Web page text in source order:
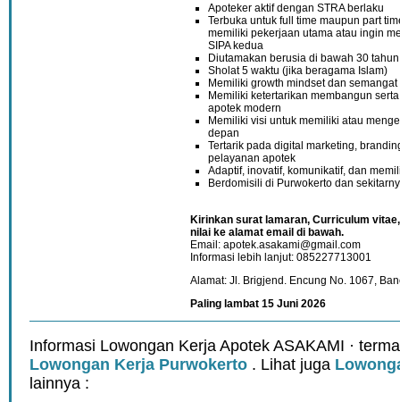
Apoteker aktif dengan STRA berlaku
Terbuka untuk full time maupun part
memiliki pekerjaan utama atau ingin
SIPA kedua
Diutamakan berusia di bawah 30 tahun
Sholat 5 waktu (jika beragama Islam)
Memiliki growth mindset dan
Memiliki ketertarikan membangun
apotek modern
Memiliki visi untuk memiliki atau
depan
Tertarik pada digital marketing,
pelayanan apotek
Adaptif, inovatif, komunikatif, dan
Berdomisili di Purwokerto dan
Kirinkan surat lamaran, Curriculum
nilai ke alamat email di bawah.
Email: apotek.asakami@gmail.com
Informasi lebih lanjut: 085227713001
Alamat: Jl. Brigjend. Encung No. 1067,
Paling lambat 15 Juni 2026
Informasi Lowongan Kerja Apotek ASAKAMI ·
Lowongan Kerja Purwokerto . Lihat juga
lainnya :